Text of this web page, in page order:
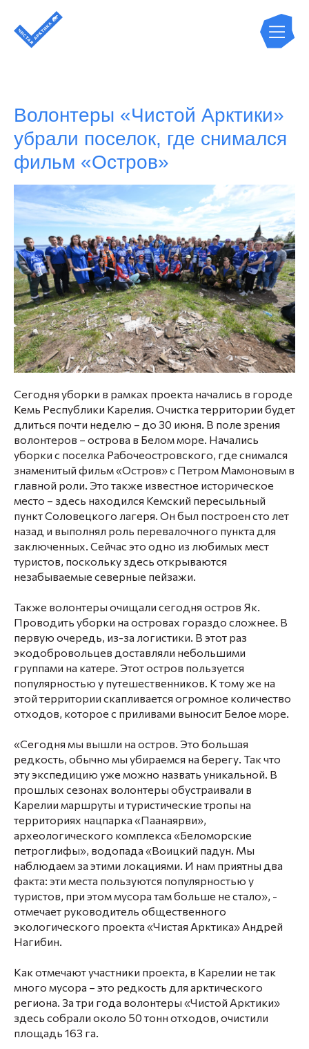
Волонтеры «Чистой Арктики»
убрали поселок, где снимался
фильм «Остров»
Сегодня уборки в рамках проекта начались в городе
Кемь Республики Карелия. Очистка территории будет
длиться почти неделю – до 30 июня. В поле зрения
волонтеров – острова в Белом море. Начались
уборки с поселка Рабочеостровского, где снимался
знаменитый фильм «Остров» с Петром Мамоновым в
главной роли. Это также известное историческое
место – здесь находился Кемский пересыльный
пункт Соловецкого лагеря. Он был построен сто лет
назад и выполнял роль перевалочного пункта для
заключенных. Сейчас это одно из любимых мест
туристов, поскольку здесь открываются
незабываемые северные пейзажи.
Также волонтеры очищали сегодня остров Як.
Проводить уборки на островах гораздо сложнее. В
первую очередь, из-за логистики. В этот раз
экодобровольцев доставляли небольшими
группами на катере. Этот остров пользуется
популярностью у путешественников. К тому же на
этой территории скапливается огромное количество
отходов, которое с приливами выносит Белое море.
«Сегодня мы вышли на остров. Это большая
редкость, обычно мы убираемся на берегу. Так что
эту экспедицию уже можно назвать уникальной. В
прошлых сезонах волонтеры обустраивали в
Карелии маршруты и туристические тропы на
территориях нацпарка «Паанаярви»,
археологического комплекса «Беломорские
петроглифы», водопада «Воицкий падун. Мы
наблюдаем за этими локациями. И нам приятны два
факта: эти места пользуются популярностью у
туристов, при этом мусора там больше не стало», -
отмечает руководитель общественного
экологического проекта «Чистая Арктика» Андрей
Нагибин.
Как отмечают участники проекта, в Карелии не так
много мусора – это редкость для арктического
региона. За три года волонтеры «Чистой Арктики»
здесь собрали около 50 тонн отходов, очистили
площадь 163 га.